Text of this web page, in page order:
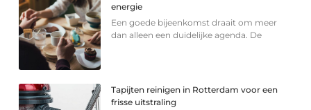
energie
Een goede bijeenkomst draait om meer
dan alleen een duidelijke agenda. De
Tapijten reinigen in Rotterdam voor een
frisse uitstraling